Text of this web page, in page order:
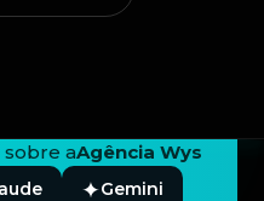
aAgência Wys
Gemini